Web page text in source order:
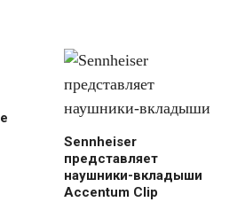
Sennheiser
представляет
наушники-вкладыши
Accentum Clip